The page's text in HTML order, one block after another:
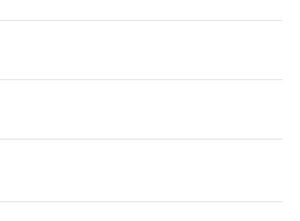
治療契約のための「7つの提言」
て